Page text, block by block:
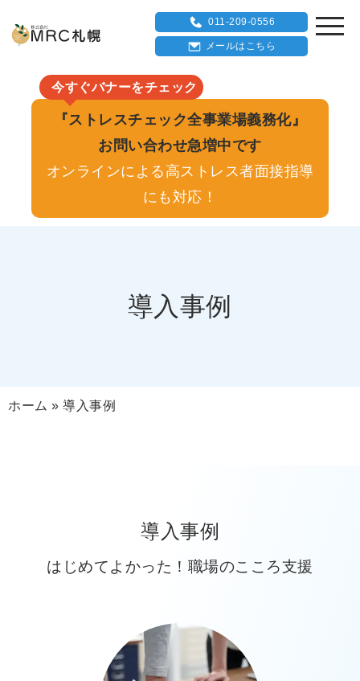
011-209-0556
メールはこちら
今すぐバナーをチェック
『ストレスチェック全事業場義務化』
お問い合わせ急増中です
オンラインによる高ストレス者面接指導
にも対応！
導入事例
ホーム » 導入事例
導入事例
はじめてよかった！職場のこころ支援